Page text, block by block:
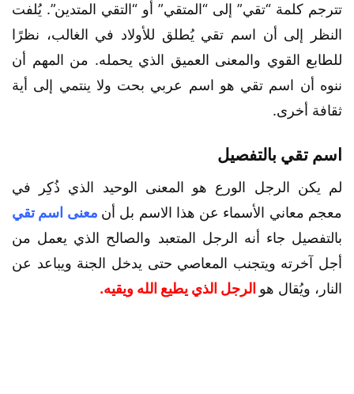
تترجم كلمة “تقي” إلى “المتقي” أو “التقي المتدين”. يُلفت
النظر إلى أن اسم تقي يُطلق للأولاد في الغالب، نظرًا
للطابع القوي والمعنى العميق الذي يحمله. من المهم أن
ننوه أن اسم تقي هو اسم عربي بحت ولا ينتمي إلى أية
ثقافة أخرى.
اسم تقي بالتفصيل
لم يكن الرجل الورع هو المعنى الوحيد الذي ذُكِر في
معجم معاني الأسماء عن هذا الاسم بل أن معنى اسم تقي
بالتفصيل جاء أنه الرجل المتعبد والصالح الذي يعمل من
أجل آخرته ويتجنب المعاصي حتى يدخل الجنة ويباعد عن
النار، ويُقال هو الرجل الذي يطيع الله ويقيه.